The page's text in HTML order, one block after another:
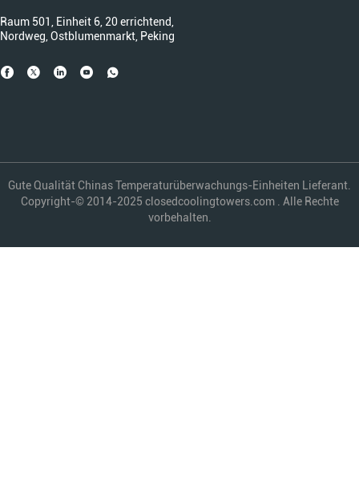
Raum 501, Einheit 6, 20 errichtend,
Nordweg, Ostblumenmarkt, Peking
Gute Qualität Chinas Temperaturüberwachungs-Einheiten Lieferant.
Copyright-© 2014-2025 closedcoolingtowers.com . Alle Rechte
vorbehalten.